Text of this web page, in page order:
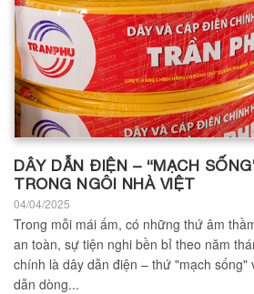
DÂY DẪN ĐIỆN – “MẠCH
TRONG NGÔI NHÀ VIỆT
04/04/2025
Trong mỗi mái ấm, có những thứ âm
an toàn, sự tiện nghi bền bỉ theo năm
chính là dây dẫn điện – thứ "mạch sống"
dẫn dòng...